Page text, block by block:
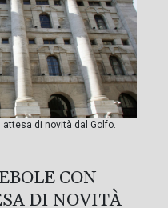
attesa di novità dal Golfo.
CON
DI NOVITÀ